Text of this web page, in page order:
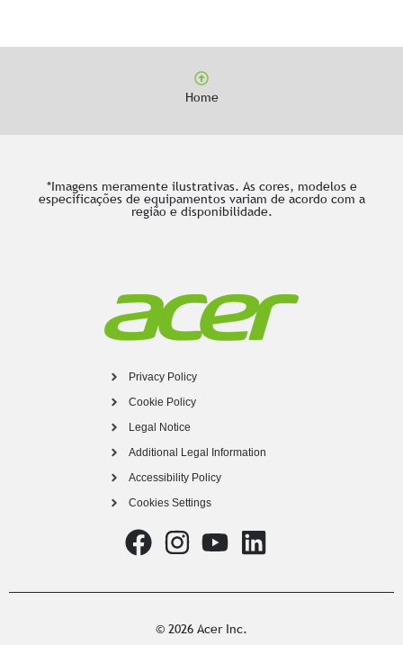
Home
*Imagens meramente ilustrativas. As cores, modelos e
especificações de equipamentos variam de acordo com a
região e disponibilidade.
Privacy Policy
Cookie Policy
Legal Notice
Additional Legal Information
Accessibility Policy
Cookies Settings
© 2026 Acer Inc.